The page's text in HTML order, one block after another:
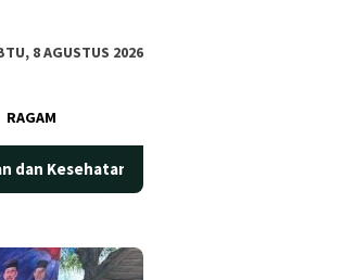
8 AGUSTUS 2026
RAGAM
Jadi Prioritas